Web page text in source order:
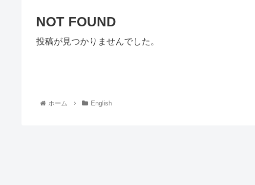
NOT FOUND
投稿が見つかりませんでした。
ホーム English